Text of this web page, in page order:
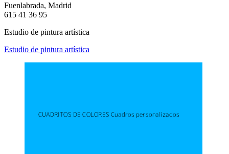
Fuenlabrada, Madrid
615 41 36 95
Estudio de pintura artística
Estudio de pintura artística